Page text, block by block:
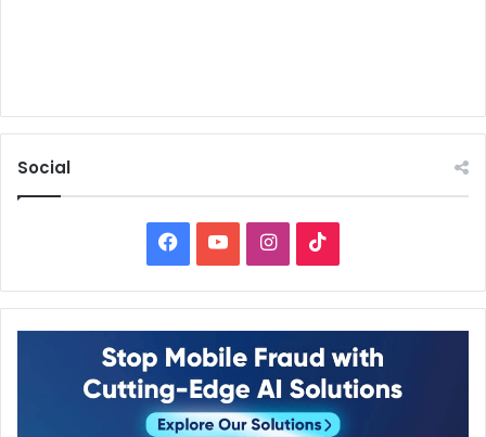
Social
Facebook
YouTubeInstagram